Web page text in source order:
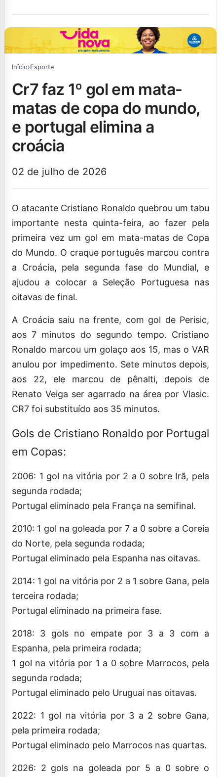
Início›Esporte
cr7 faz 1º gol em mata-
matas de copa do mundo,
e portugal elimina a
croácia
02 de julho de 2026
O atacante Cristiano Ronaldo quebrou um tabu
importante nesta quinta-feira, ao fazer pela
primeira vez um gol em mata-matas de Copa
do Mundo. O craque português marcou contra
a Croácia, pela segunda fase do Mundial, e
ajudou a colocar a Seleção Portuguesa nas
oitavas de final.
A Croácia saiu na frente, com gol de Perisic,
aos 7 minutos do segundo tempo. Cristiano
Ronaldo marcou um golaço aos 15, mas o VAR
anulou por impedimento. Sete minutos depois,
aos 22, ele marcou de pênalti, depois de
Renato Veiga ser agarrado na área por Vlasic.
CR7 foi substituído aos 35 minutos.
Gols de Cristiano Ronaldo por Portugal
em Copas:
2006: 1 gol na vitória por 2 a 0 sobre Irã, pela
segunda rodada;
Portugal eliminado pela França na semifinal.
2010: 1 gol na goleada por 7 a 0 sobre a Coreia
do Norte, pela segunda rodada;
Portugal eliminado pela Espanha nas oitavas.
2014: 1 gol na vitória por 2 a 1 sobre Gana, pela
terceira rodada;
Portugal eliminado na primeira fase.
2018: 3 gols no empate por 3 a 3 com a
Espanha, pela primeira rodada;
1 gol na vitória por 1 a 0 sobre Marrocos, pela
segunda rodada;
Portugal eliminado pelo Uruguai nas oitavas.
2022: 1 gol na vitória por 3 a 2 sobre Gana,
pela primeira rodada;
Portugal eliminado pelo Marrocos nas quartas.
2026: 2 gols na goleada por 5 a 0 sobre o